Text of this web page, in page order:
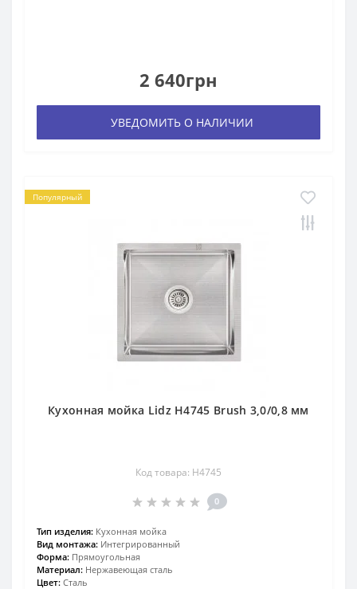
2 640грн
УВЕДОМИТЬ О НАЛИЧИИ
Популярный
Кухонная мойка Lidz H4745 Brush 3,0/0,8 мм
Код товара: H4745
0
Тип изделия: Кухонная мойка
Вид монтажа: Интегрированный
Форма: Прямоугольная
Материал: Нержавеющая сталь
Цвет: Сталь